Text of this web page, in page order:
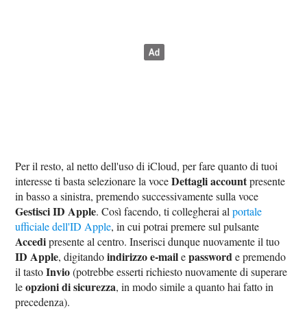
Per il resto, al netto dell'uso di iCloud, per fare quanto di tuoi
interesse ti basta selezionare la voceDettagli accountpresente
in basso a sinistra, premendo successivamente sulla voce
Gestisci ID Apple. Così facendo, ti collegherai alportale
ufficiale dell'ID Apple, in cui potrai premere sul pulsante
Accedipresente al centro. Inserisci dunque nuovamente il tuo
ID Apple, digitandoindirizzo e-mailepassworde premendo
il tastoInvio(potrebbe esserti richiesto nuovamente di superare
leopzioni di sicurezza, in modo simile a quanto hai fatto in
precedenza).